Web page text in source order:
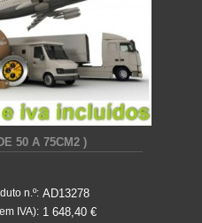
50 A 75CM2 )
n.º: AD13278
IVA): 1 648,40 €